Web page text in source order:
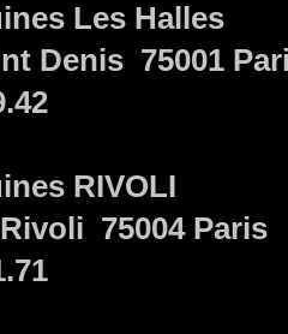
Les Halles
Denis 75001
RIVOLI
75004 Paris